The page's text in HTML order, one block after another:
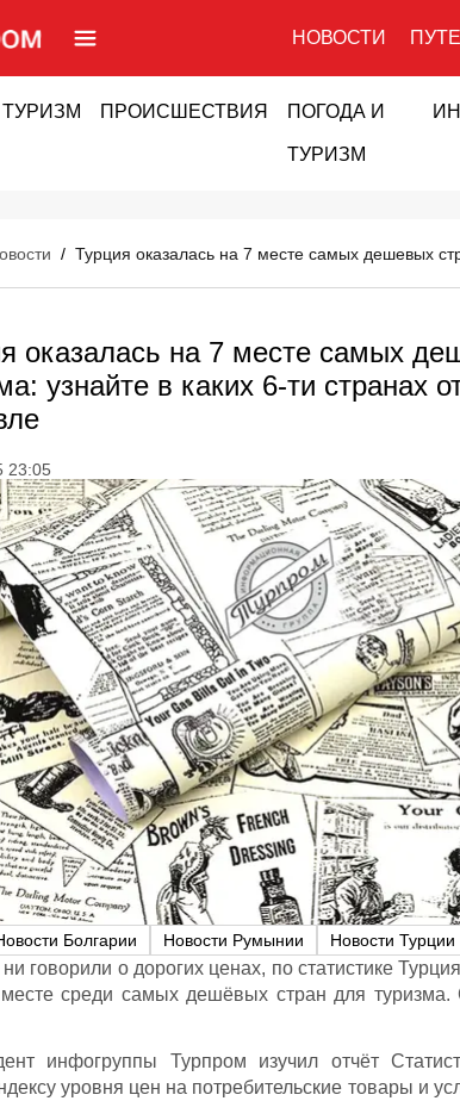
НОВОСТИ
ТУРИЗМ ПРОИСШЕСТВИЯ ПОГОДА И
ТУРИЗМ
/ Турция оказалась на 7 месте самых дешевых
оказалась на 7 месте самых
узнайте в каких 6-ти странах
23:05
Болгарии Новости Румынии Новости Турции
говорили о дорогих ценах, по статистике
среди самых дешёвых стран для
инфогруппы Турпром изучил отчёт
уровня цен на потребительские товары и